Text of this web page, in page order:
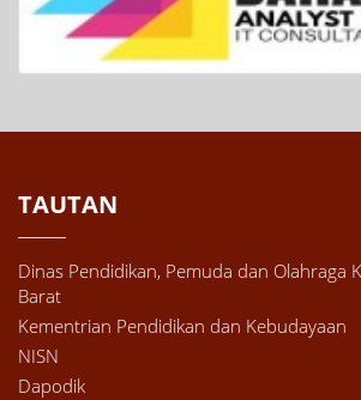
TAUTAN
Dinas Pendidikan, Pemuda dan Olahraga
Barat
Kementrian Pendidikan dan Kebudayaan
NISN
Dapodik